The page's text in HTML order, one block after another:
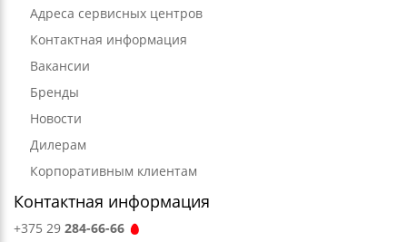
Адреса сервисных центров
Контактная информация
Вакансии
Бренды
Новости
Дилерам
Корпоративным клиентам
Контактная информация
+375 29 284-66-66